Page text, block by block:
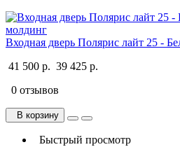
Входная дверь Полярис лайт 25 -
41 500 р. 39 425 р.
0 отзывов
В корзину
Быстрый просмотр